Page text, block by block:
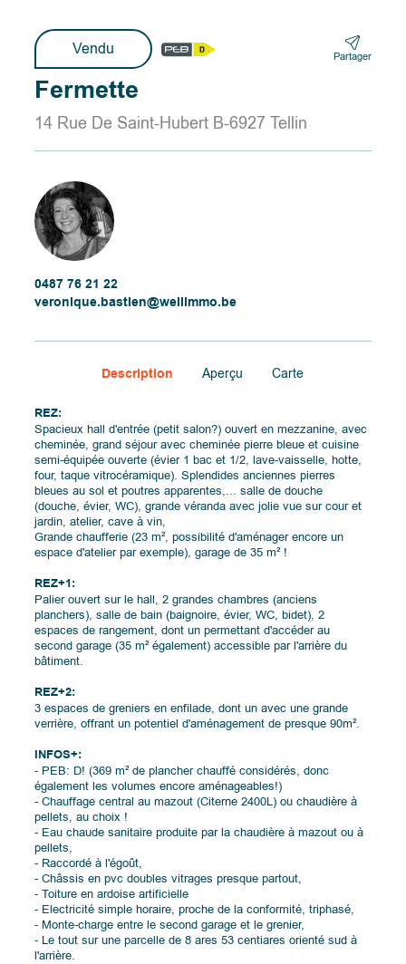
Vendu Partager
Fermette
14 Rue De Saint-Hubert B-6927 Tellin
0487 76 21 22
veronique.bastien@wellimmo.be
Description Aperçu Carte
REZ:
Spacieux hall d'entrée (petit salon?) ouvert en mezzanine, avec
cheminée, grand séjour avec cheminée pierre bleue et cuisine
semi-équipée ouverte (évier 1 bac et 1/2, lave-vaisselle, hotte,
four, taque vitrocéramique). Splendides anciennes pierres
bleues au sol et poutres apparentes,... salle de douche
(douche, évier, WC), grande véranda avec jolie vue sur cour et
jardin, atelier, cave à vin,
Grande chaufferie (23 m², possibilité d'aménager encore un
espace d'atelier par exemple), garage de 35 m² !
REZ+1:
Palier ouvert sur le hall, 2 grandes chambres (anciens
planchers), salle de bain (baignoire, évier, WC, bidet), 2
espaces de rangement, dont un permettant d'accéder au
second garage (35 m² également) accessible par l'arrière du
bâtiment.
REZ+2:
3 espaces de greniers en enfilade, dont un avec une grande
verrière, offrant un potentiel d'aménagement de presque 90m².
INFOS+:
- PEB: D! (369 m² de plancher chauffé considérés, donc
également les volumes encore aménageables!)
- Chauffage central au mazout (Citerne 2400L) ou chaudière à
pellets, au choix !
- Eau chaude sanitaire produite par la chaudière à mazout ou à
pellets,
- Raccordé à l'égoût,
- Châssis en pvc doubles vitrages presque partout,
- Toiture en ardoise artificielle
- Electricité simple horaire, proche de la conformité, triphasé,
- Monte-charge entre le second garage et le grenier,
- Le tout sur une parcelle de 8 ares 53 centiares orienté sud à
l'arrière.